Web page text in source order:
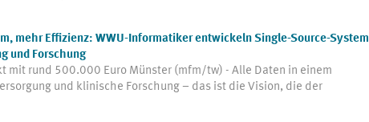
mehr Effizienz: WWU-Informatiker entwickeln Single-Source-System
und Forschung
mit rund 500.000 Euro Münster (mfm/tw) - Alle Daten in einem
und klinische Forschung – das ist die Vision, die der